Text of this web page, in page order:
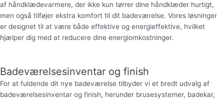
af håndklædevarmere, der ikke kun tørrer dine håndklæder hurtigt,
men også tilføjer ekstra komfort til dit badeværelse. Vores løsninger
er designet til at være både effektive og energieffektive, hvilket
hjælper dig med at reducere dine energiomkostninger.
Badeværelsesinventar og finish
For at fuldende dit nye badeværelse tilbyder vi et bredt udvalg af
badeværelsesinventar og finish, herunder brusesystemer, badekar,